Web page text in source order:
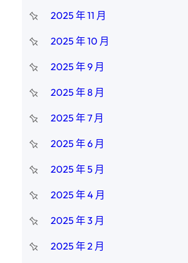
2025 年 11 月
2025 年 10 月
2025 年 9 月
2025 年 8 月
2025 年 7 月
2025 年 6 月
2025 年 5 月
2025 年 4 月
2025 年 3 月
2025 年 2 月